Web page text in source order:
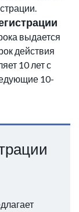
выдается
действия
10 лет с
10-